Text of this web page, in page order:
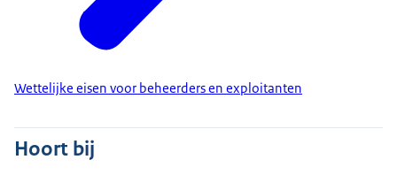
Wettelijke eisen voor beheerders en exploitanten
Hoort bij